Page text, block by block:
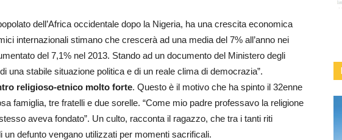
dell’Africa occidentale dopo la Nigeria, ha una crescita economica
internazionali stimano che crescerà ad una media del 7% all’anno nei
del 7,1% nel 2013. Stando ad un documento del Ministero degli
una stabile situazione politica e di un reale clima di democrazia”.
religioso-etnico molto forte. Questo è il motivo che ha spinto il 32enne
famiglia, tre fratelli e due sorelle. “Come mio padre professavo la religione
aveva fondato”. Un culto, racconta il ragazzo, che tra i tanti riti
un defunto vengano utilizzati per momenti sacrificali.